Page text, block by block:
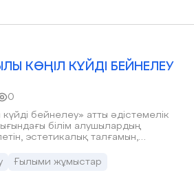
КӨҢІЛ КҮЙДІ БЕЙНЕЛЕУ
0
күйді бейнелеу» атты әдістемелік
білім алушылардың
эстетикалық талғамын,
Құрал «Техникалық
үйірмесінің жұмысына
Ғылыми жұмыстар